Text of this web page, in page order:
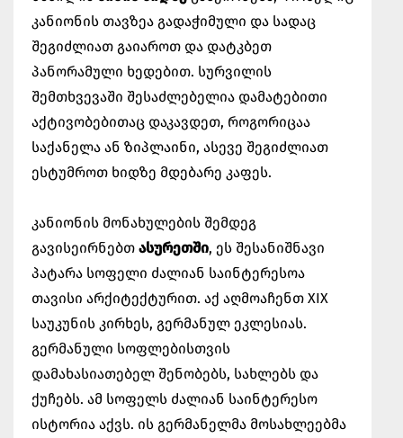
კანიონის თავზეა გადაჭიმული და სადაც
შეგიძლიათ გაიაროთ და დატკბეთ
პანორამული ხედებით. სურვილის
შემთხვევაში შესაძლებელია დამატებითი
აქტივობებითაც დაკავდეთ, როგორიცაა
საქანელა ან ზიპლაინი, ასევე შეგიძლიათ
ესტუმროთ ხიდზე მდებარე კაფეს.
კანიონის მონახულების შემდეგ
გავისეირნებთ ასურეთში, ეს შესანიშნავი
პატარა სოფელი ძალიან საინტერესოა
თავისი არქიტექტურით. აქ აღმოაჩენთ XIX
საუკუნის კირხეს, გერმანულ ეკლესიას.
გერმანული სოფლებისთვის
დამახასიათებელ შენობებს, სახლებს და
ქუჩებს. ამ სოფელს ძალიან საინტერესო
ისტორია აქვს. ის გერმანელმა მოსახლეებმა